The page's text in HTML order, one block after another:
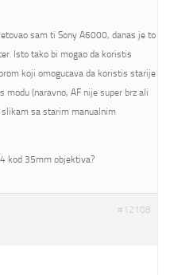
sam ti Sony A6000, danas je to
Isto tako bi mogao da koristis
koji omogucava da koristis starije
(naravno, AF nije super brz ali
slikam sa starim manualnim
kod 35mm objektiva?
#12108